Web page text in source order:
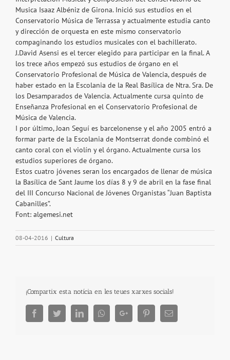
Musica Isaaz Albéniz de Girona. Inició sus estudios en el
Conservatorio Música de Terrassa y actualmente estudia canto
y dirección de orquesta en este mismo conservatorio
compaginando los estudios musicales con el bachillerato.
J.David Asensi es el tercer elegido para participar en la final. A
los trece años empezó sus estudios de órgano en el
Conservatorio Profesional de Música de Valencia, después de
haber estado en la Escolania de la Real Basílica de Ntra. Sra. De
los Desamparados de Valencia. Actualmente cursa quinto de
Enseñanza Profesional en el Conservatorio Profesional de
Música de Valencia.
I por último, Joan Seguí es barcelonense y el año 2005 entró a
formar parte de la Escolania de Montserrat donde combinó el
canto coral con el violín y el órgano. Actualmente cursa los
estudios superiores de órgano.
Estos cuatro jóvenes seran los encargados de llenar de música
la Basílica de Sant Jaume los días 8 y 9 de abril en la fase final
del III Concurso Nacional de Jóvenes Organistas “Juan Baptista
Cabanilles”.
Font: algemesi.net
08-04-2016 | Cultura
¡Compartix esta notícia en les teues xarxes socials!
FacebookTwitterLinkedInWhatsappGoogle+ PinterestEmail